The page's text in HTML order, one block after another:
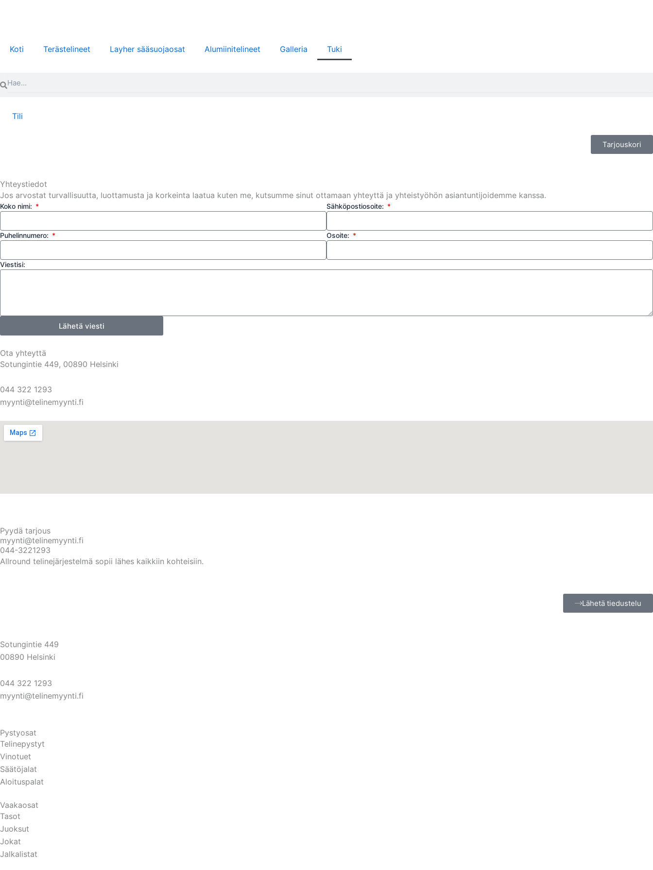
Koti Terästelineet Layher sääsuojaosat Alumiinitelineet Galleria Tuki
Search
Tili
Tarjouskori
Yhteystiedot
Jos arvostat turvallisuutta, luottamusta ja korkeinta laatua kuten me, kutsumme sinut ottamaan yhteyttä ja yhteistyöhön asiantuntijoidemme kanssa.
Koko nimi: Sähköpostiosoite:
Puhelinnumero: Osoite:
Viestisi:
Lähetä viesti
Ota yhteyttä
Sotungintie 449, 00890 Helsinki
044 322 1293
myynti@telinemyynti.fi
Pyydä tarjous
myynti@telinemyynti.fi
044-3221293
Allround telinejärjestelmä sopii lähes kaikkiin kohteisiin.
Lähetä tiedustelu
Sotungintie 449
00890 Helsinki
044 322 1293
myynti@telinemyynti.fi
Pystyosat
Telinepystyt
Vinotuet
Säätöjalat
Aloituspalat
Vaakaosat
Tasot
Juoksut
Jokat
Jalkalistat